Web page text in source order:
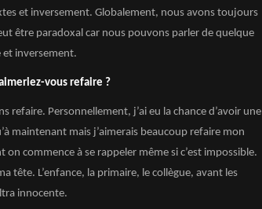
et inversement. Globalement, nous avons toujours
être paradoxal car nous pouvons parler de quelque
et inversement.
vous refaire ?
refaire. Personnellement, j’ai eu la chance d’avoir une
maintenant mais j’aimerais beaucoup refaire mon
commence à se rappeler même si c’est impossible.
tête. L’enfance, la primaire, le collègue, avant les
innocente.